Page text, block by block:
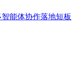
能体协作落地短板